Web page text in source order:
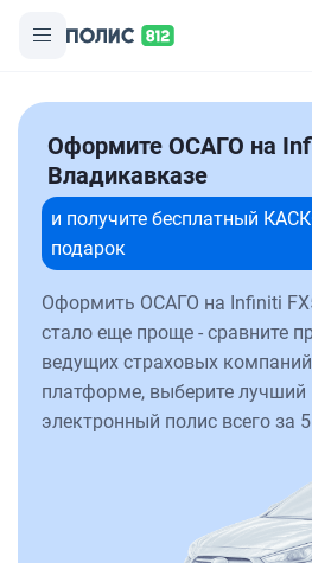
Оформите ОСАГО на
Владикавказе
и получите бесплатный
подарок
Оформить ОСАГО на Infiniti
стало еще проще - сравните
ведущих страховых
платформе, выберите лучший
электронный полис всего за